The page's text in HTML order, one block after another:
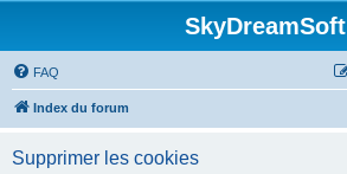
SkyDreamSoft
FAQ
Index du forum
Supprimer les cookies